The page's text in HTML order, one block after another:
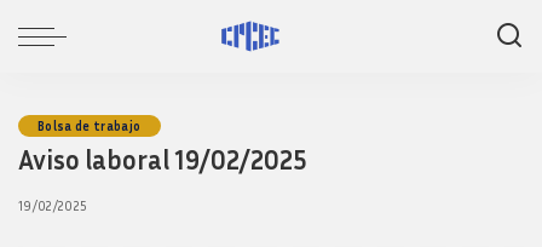
Bolsa de trabajo
Aviso laboral 19/02/2025
19/02/2025